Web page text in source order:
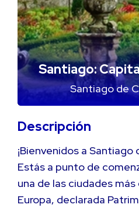
Santiago:
Santiago de
Descripción
¡Bienvenidos a
Estás a punto de
una de las ciudades
Europa, declarada